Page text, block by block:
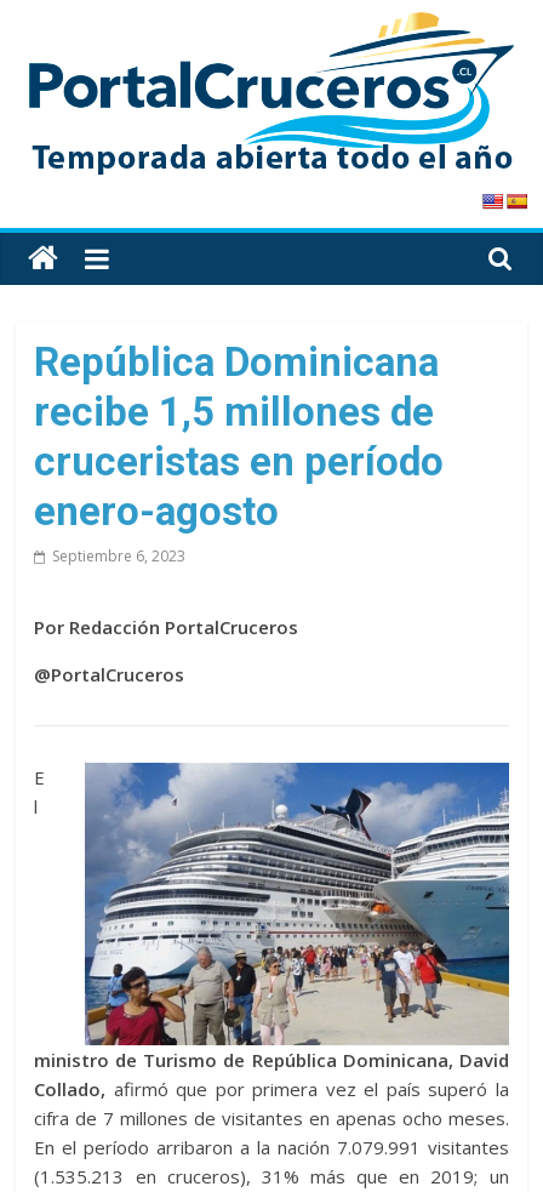
content
PortalCruceros
Toda
la
de
cruceros
en
un
solo
República Dominicana
recibe 1,5 millones de
cruceristas en período
enero-agosto
Septiembre 6, 2023
Por Redacción PortalCruceros
@PortalCruceros
E
l
ministro de Turismo de República Dominicana, David
Collado, afirmó que por primera vez el país superó la
cifra de 7 millones de visitantes en apenas ocho meses.
En el período arribaron a la nación 7.079.991 visitantes
(1.535.213 en cruceros), 31% más que en 2019; un